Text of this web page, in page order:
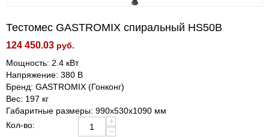
Тестомес GASTROMIX спиральный HS50В
124 450.03 руб.
Мощность: 2.4 кВт
Напряжение: 380 В
Бренд: GASTROMIX (Гонконг)
Вес: 197 кг
Габаритные размеры: 990х530х1090 мм
Кол-во:
+
−